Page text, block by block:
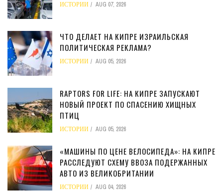
ИСТОРИИ AUG 07, 2026
ЧТО ДЕЛАЕТ НА КИПРЕ ИЗРАИЛЬСКАЯ
ПОЛИТИЧЕСКАЯ РЕКЛАМА?
ИСТОРИИ AUG 05, 2026
RAPTORS FOR LIFE: НА КИПРЕ ЗАПУСКАЮТ
НОВЫЙ ПРОЕКТ ПО СПАСЕНИЮ ХИЩНЫХ
ПТИЦ
ИСТОРИИ AUG 05, 2026
«МАШИНЫ ПО ЦЕНЕ ВЕЛОСИПЕДА»: НА КИПРЕ
РАССЛЕДУЮТ СХЕМУ ВВОЗА ПОДЕРЖАННЫХ
АВТО ИЗ ВЕЛИКОБРИТАНИИ
ИСТОРИИ AUG 04, 2026